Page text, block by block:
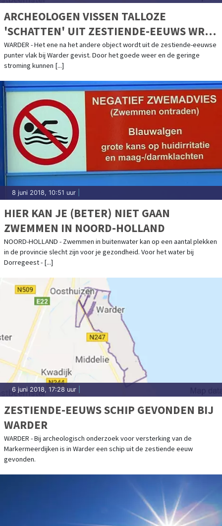
ARCHEOLOGEN VISSEN TALLOZE
'SCHATTEN' UIT ZESTIENDE-EEUWS WRAK
BIJ WARDER
WARDER - Het ene na het andere object wordt uit de zestiende-eeuwse
punter vlak bij Warder gevist. Door het goede weer en de geringe
stroming kunnen [...]
8 juni 2018, 10:51 uur
HIER KAN JE (BETER) NIET GAAN
ZWEMMEN IN NOORD-HOLLAND
NOORD-HOLLAND - Zwemmen in buitenwater kan op een aantal plekken
in de provincie slecht zijn voor je gezondheid. Voor het water bij
Dorregeest - [...]
6 juni 2018, 17:28 uur
ZESTIENDE-EEUWS SCHIP GEVONDEN BIJ
WARDER
WARDER - Bij archeologisch onderzoek voor versterking van de
Markermeerdijken is in Warder een schip uit de zestiende eeuw
gevonden.